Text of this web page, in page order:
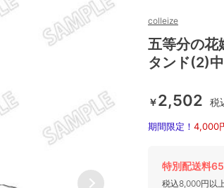
colleize
五等分の花
タンド(2)
￥2,502 税
期間限定！ 4,000
特別配送料
税込8,000円以